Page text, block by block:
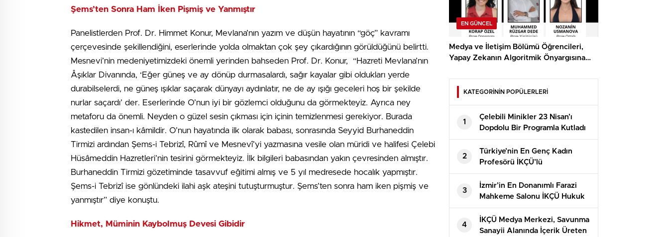
Şems’ten Sonra Ham İken Pişmiş ve Yanmıştır
Panelistlerden Prof. Dr. Himmet Konur, Mevlana’nın yazım ve düşün hayatının “göç” kavramı
çerçevesinde şekillendiğini, eserlerinde yolda olmaktan çok şey çıkardığının görüldüğünü belirtti.
Mesnevi’nin medeniyetimizdeki önemli yerinden bahseden Prof. Dr. Konur, “Hazreti Mevlana’nın
Âşıklar Divanında, ‘Eğer güneş ve ay dönüp durmasalardı, sağır kayalar gibi oldukları yerde
durabilselerdi, ne güneş ışıklar saçarak dünyayı aydınlatır, ne de ay ışığı geceleri hoş bir şekilde
nurlar saçardı’ der. Eserlerinde O’nun iyi bir gözlemci olduğunu da görmekteyiz. Ayrıca ney
metaforu da önemli. Neyden o güzel sesin çıkması için içinin temizlenmesi gerekiyor. Burada
kastedilen insan-ı kâmildir. O’nun hayatında ilk olarak babası, sonrasında Seyyid Burhaneddin
Tirmizi ardından Şems-i Tebrizî, Rûmî ve Mesnevî’yi yazmasına vesile olan müridi ve halifesi Çelebi
Hüsâmeddin Hazretleri’nin tesirini görmekteyiz. İlk bilgileri babasından yakın çevresinden almıştır.
Burhaneddin Tirmizi gözetiminde tasavvuf eğitimi almış ve 5 yıl medresede hocalık yapmıştır.
Şems-i Tebrizî ise gönlündeki ilahi aşk ateşini tutuşturmuştur. Şems’ten sonra ham iken pişmiş ve
yanmıştır” diye konuştu.
Hikmet, Müminin Kaybolmuş Devesi Gibidir
EN GÜNCEL
Medya ve İletişim Bölümü Öğrencileri,
Yapay Zekanın Algoritmik Önyargısına
KATEGORİNİN POPÜLERLERİ
1
Çelebili Minikler 23 Nisan’ı
Dopdolu Bir Programla Kutladı
2
Türkiye’nin En Genç Kadın
Profesörü İKÇÜ’lü
3
İzmir’in En Donanımlı Farazi
Mahkeme Salonu İKÇÜ Hukuk
Fakültesi’nde Açıldı
4
İKÇÜ Medya Merkezi, Savunma
Sanayii Alanında İçerik Üreten